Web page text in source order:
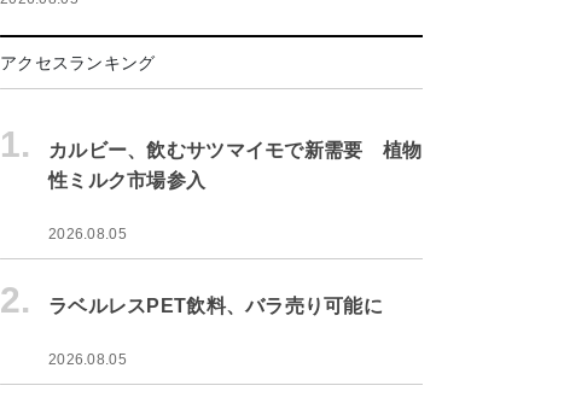
アクセスランキング
1.
カルビー、飲むサツマイモで新需要 植物
性ミルク市場参入
2026.08.05
2. ラベルレスPET飲料、バラ売り可能に
2026.08.05